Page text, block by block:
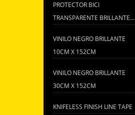
PROTECTOR BICI
TRANSPARENTE BRILLANTE...
VINILO NEGRO BRILLANTE
10CM X 152CM
VINILO NEGRO BRILLANTE
30CM X 152CM
KNIFELESS FINISH LINE TAPE